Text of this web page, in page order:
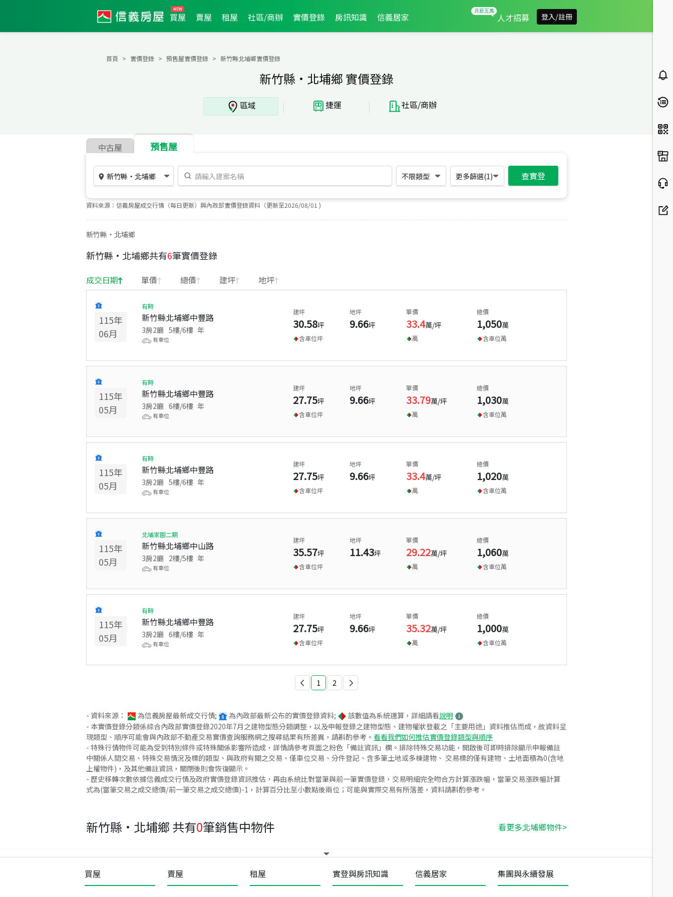
買屋 賣屋 租屋 社區/商辦 實價登錄 房訊知識 信義居家 人才招募 登入/註冊
首頁 實價登錄 預售屋實價登錄 新竹縣北埔鄉實價登錄
新竹縣·北埔鄉 實價登錄
區域 | 捷運 | 社區/商辦
中古屋 預售屋
新竹縣 ・ 北埔鄉 不限類型 更多篩選(1) 查實登
資料來源：信義房屋成交行情（每日更新）與內政部實價登錄資料（更新至2026/08/01 )
新竹縣・北埔鄉
新竹縣 · 北埔鄉共有6筆實價登錄
成交日期 單價 總價 建坪 地坪
115年
06月
有時
新竹縣北埔鄉中豐路
3房2廳 5樓/6樓 年
有車位
建坪
30.58坪
含車位坪
地坪
9.66坪
單價
33.4萬/坪
萬
總價
1,050萬
含車位萬
115年
05月
有時
新竹縣北埔鄉中豐路
3房2廳 6樓/6樓 年
有車位
建坪
27.75坪
含車位坪
地坪
9.66坪
單價
33.79萬/坪
萬
總價
1,030萬
含車位萬
115年
05月
有時
新竹縣北埔鄉中豐路
3房2廳 5樓/6樓 年
有車位
建坪
27.75坪
含車位坪
地坪
9.66坪
單價
33.4萬/坪
萬
總價
1,020萬
含車位萬
115年
05月
北埔家園二期
新竹縣北埔鄉中山路
3房2廳 2樓/5樓 年
有車位
建坪
35.57坪
含車位坪
地坪
11.43坪
單價
29.22萬/坪
萬
總價
1,060萬
含車位萬
115年
05月
有時
新竹縣北埔鄉中豐路
3房2廳 6樓/6樓 年
有車位
建坪
27.75坪
含車位坪
地坪
9.66坪
單價
35.32萬/坪
萬
總價
1,000萬
含車位萬
1 2
- 資料來源： 為信義房屋最新成交行情; 為內政部最新公布的實價登錄資料; 該數值為系統運算，詳細請看說明
- 本實價登錄分類係綜合內政部實價登錄2020年7月之建物型態分類調整，以及申報登錄之建物型態、建物權狀登載之「主要用途」資料推估而成，故資料呈
現類型、順序可能會與內政部不動產交易實價查詢服務網之搜尋結果有所差異，請斟酌參考。 看看我們如何推估實價登錄類型與順序
- 特殊行情物件可能為受到特別條件或特殊關係影響所造成，詳情請參考頁面之粉色「備註資訊」欄。排除特殊交易功能，開啟後可即時排除顯示申報備註
中關係人間交易、特殊交易情況及標的類型、與政府有關之交易、僅車位交易、分件登記、含多筆土地或多棟建物、 交易標的僅有建物、土地面積為0(含地
上權物件)，及其他備註資訊，關閉後則會恢復顯示。
- 歷史移轉次數依據信義成交行情及政府實價登錄資訊推估，再由系統比對當筆與前一筆實價登錄，交易明細完全吻合方計算漲跌幅，當筆交易漲跌幅計算
式為(當筆交易之成交總價/前一筆交易之成交總價)-1，計算百分比至小數點後兩位；可能與實際交易有所落差，資料請斟酌參考。
新竹縣·北埔鄉 共有0筆銷售中物件 看更多北埔鄉物件>
買屋 賣屋 租屋 實登與房訊知識 信義居家 集團與永續發展